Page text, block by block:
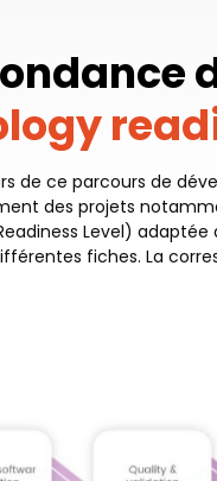
de ce parcours de
des projets
Level)
fiches. La